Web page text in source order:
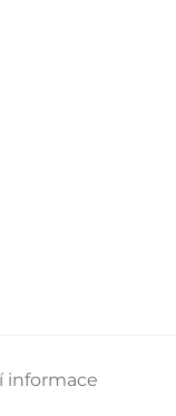
informace